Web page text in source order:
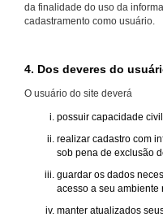
da finalidade do uso da
cadastramento como usuário.
4. Dos deveres do
O usuário do site deverá
possuir capacidade
realizar cadastro com
sob pena de exclusão
guardar os dados
acesso a seu ambiente
manter atualizados